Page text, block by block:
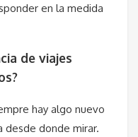
en la medida
de viajes
hay algo nuevo
desde donde mirar.